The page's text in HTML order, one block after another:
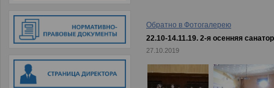
Обратно в Фотогалерею
22.10-14.11.19. 2-я осенняя
27.10.2019